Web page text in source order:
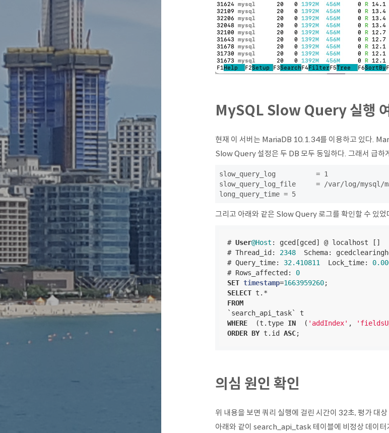
MySQL Slow Query 실행
현재 이 서버는 MariaDB 10.1.34를 이용하고 있다.
Slow Query 설정은 두 DB 모두 동일하다. 그래서 급하
slow_query_log          = 1
slow_query_log_file     = /var/log/mysql/
long_query_time = 5
그리고 아래와 같은 Slow Query 로그를 확인할 수 있었
# User@Host : gced[gced] @ localhost []
# Thread_id: 2348
Schema:
# Query_time: 32.410811
  Lock_time:
# Rows_affected: 0
SET timestamp=1663959260
SELECT t. *
FROM
WHERE
  (t.type
IN
  (
'addIndex' ,
ORDER BY t.id ASC;
의심 원인 확인
위 내용을 보면 쿼리 실행에 걸린 시간이 32초, 평가 대
아래와 같이 search_api_task 테이블에 비정상 데이터